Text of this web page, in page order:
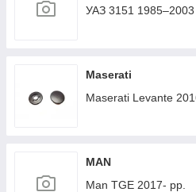
УАЗ 3151 1985–2003
Maserati
Maserati Levante
MAN
Man TGE 2017- рр.